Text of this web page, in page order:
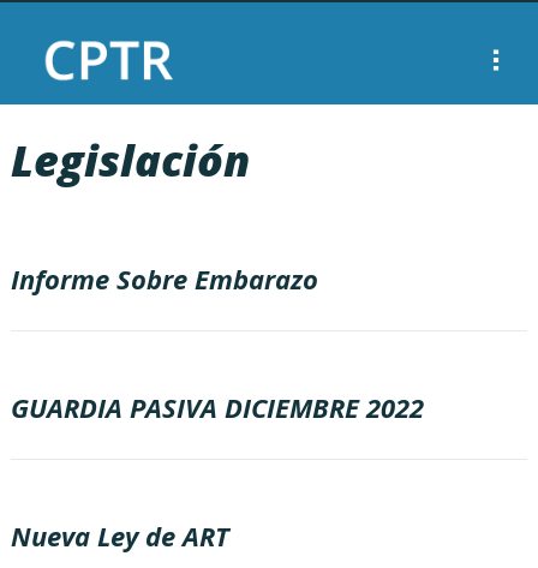
Legislación
Informe Sobre Embarazo
GUARDIA PASIVA DICIEMBRE 2022
Nueva Ley de ART